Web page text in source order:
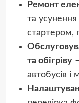
Ремонт
та
стартером,
та обігріву–
автобусів і